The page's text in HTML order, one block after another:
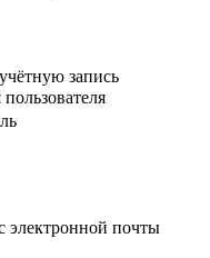
запись
электронной почты